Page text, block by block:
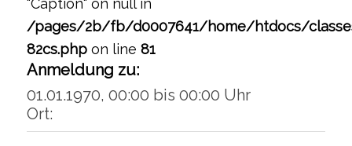
"Caption" on null in
/pages/2b/fb/d0007641/home/htdocs/
82cs.phpon line 81
Anmeldung zu:
01.01.1970, 00:00 bis 00:00 Uhr
Ort: